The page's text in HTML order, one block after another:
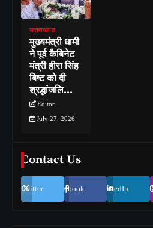
उत्तराखण्ड
मुख्यमंत्री धामी
ने पूर्व कैबिनेट
मंत्री हीरा सिंह
बिष्ट को दी
श्रद्धांजलि…
Editor
July 27, 2026
Contact Us
Twitter Facebook LinkedIn